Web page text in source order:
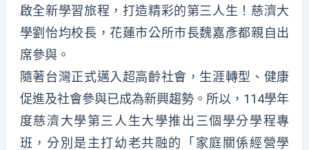
啟全新學習旅程，打造精彩的第三人生！慈濟大
學劉怡均校長，花蓮市公所市長魏嘉彥都親自出
席參與。
隨著台灣正式邁入超高齡社會，生涯轉型、健康
促進及社會參與已成為新興趨勢。所以，114學年
度慈濟大學第三人生大學推出三個學分學程專
班，分別是主打幼老共融的「家庭關係經營學